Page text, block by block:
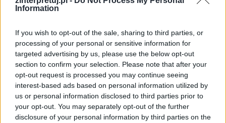
Information
If you wish to opt-out of the sale, sharing to third parties, or
processing of your personal or sensitive information for
targeted advertising by us, please use the below opt-out
section to confirm your selection. Please note that after your
opt-out request is processed you may continue seeing
interest-based ads based on personal information utilized by
us or personal information disclosed to third parties prior to
your opt-out. You may separately opt-out of the further
disclosure of your personal information by third parties on the
długi, wyprzedaje florencki majątek i
zabierając ze sobą sokoła.
Kategorie
opracowania
Szukaj
Szukaj